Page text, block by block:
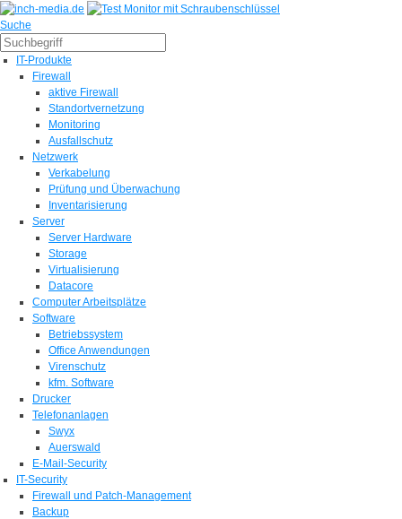
Suche
IT-Produkte
Firewall
aktive Firewall
Standortvernetzung
Monitoring
Ausfallschutz
Netzwerk
Verkabelung
Prüfung und Überwachung
Inventarisierung
Server
Server Hardware
Storage
Virtualisierung
Datacore
Computer Arbeitsplätze
Software
Betriebssystem
Office Anwendungen
Virenschutz
kfm. Software
Drucker
Telefonanlagen
Swyx
Auerswald
E-Mail-Security
IT-Security
Firewall und Patch-Management
Backup